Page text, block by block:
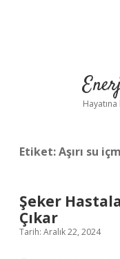
Etiket:Aşırı su
Şeker
Çıkar
Tarih: Aralık 22, 2024